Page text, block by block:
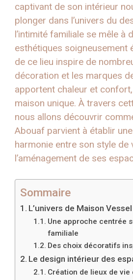
captivant de son intérieur
plonger dans l’univers du
l’intimité familiale se mêle à
esthétiques soigneusement
de ce lieu inspire de
décoration et les marques
apportent chaleur et
maison unique. À travers
nous allons découvrir
Abouaf parvient à établir
harmonie entre son style de
l’aménagement de ses
Sommaire
L’univers de Maison Vessel
Une approche centrée
familiale
Des choix décoratifs
Le design intérieur des
Création de lieux de vie